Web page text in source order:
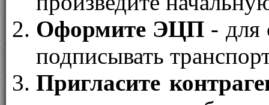
Оформите ЭЦП - для
подписывать
Пригласите